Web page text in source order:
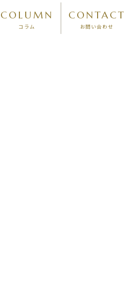
COLUMN
コラム
CONTACT
お問い合わせ